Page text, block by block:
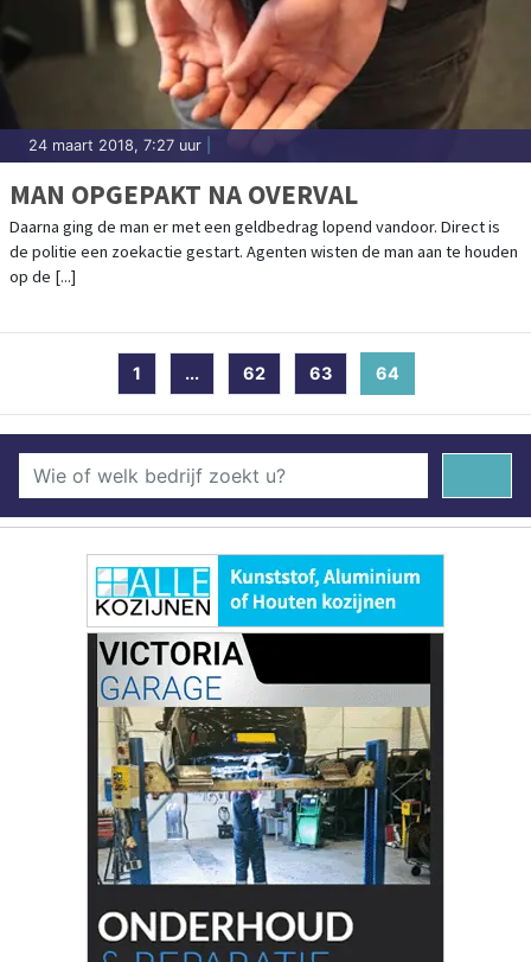
24 maart 2018, 7:27 uur
MAN OPGEPAKT NA OVERVAL
Daarna ging de man er met een geldbedrag lopend vandoor. Direct is
de politie een zoekactie gestart. Agenten wisten de man aan te houden
op de [...]
1 ... 62 63 64